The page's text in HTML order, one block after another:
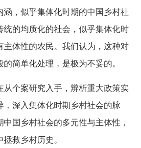
涵，似乎集体化时期的中国乡村社
统的均质化的社会，似乎集体化时
主体性的农民。我们认为，这种对
简单化处理，是极为不妥的。
个案研究入手，辨析重大政策实
，深入集体化时期乡村社会的脉
国乡村社会的多元性与主体性，
救乡村历史。